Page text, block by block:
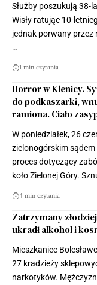
Służby poszukują 38-
Wisły ratując 10-
jednak porwany przez
…
1 min czytania
Horror w Klenicy.
do podkaszarki,
ramiona. Ciało
W poniedziałek, 26
zielonogórskim
proces dotyczący
koło Zielonej Góry.
4 min czytania
Zatrzymany
ukradł alkohol i
Mieszkaniec
27 kradzieży
narkotyków.